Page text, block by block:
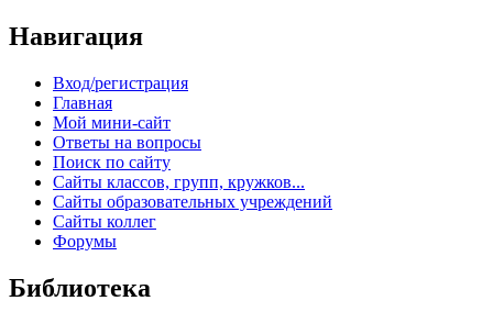
Навигация
Вход/регистрация
Главная
Мой мини-сайт
Ответы на вопросы
Поиск по сайту
Сайты классов, групп, кружков...
Сайты образовательных учреждений
Сайты коллег
Форумы
Библиотека